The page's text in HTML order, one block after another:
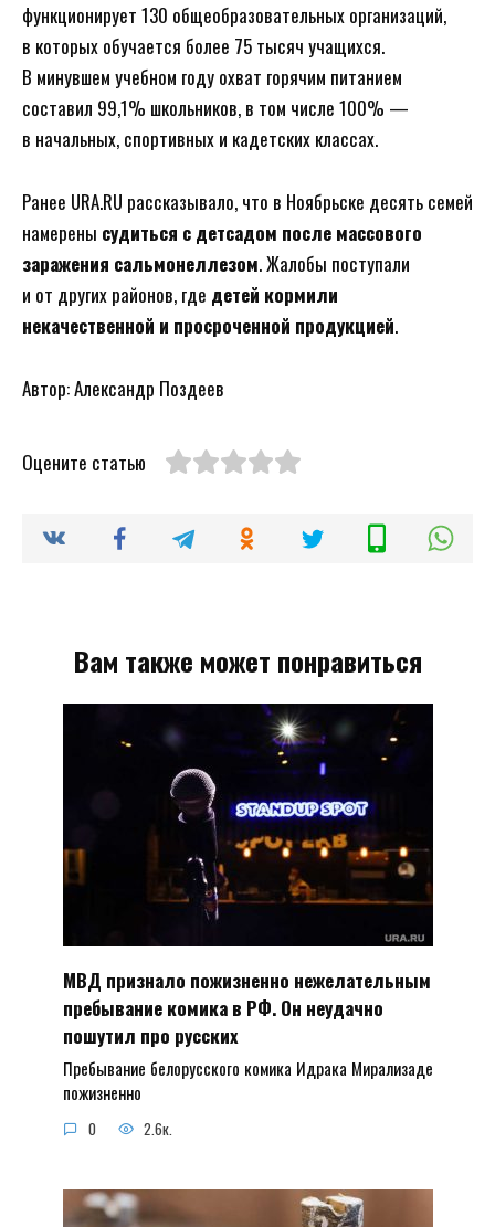
функционирует 130 общеобразовательных организаций,
в которых обучается более 75 тысяч учащихся.
В минувшем учебном году охват горячим питанием
составил 99,1% школьников, в том числе 100% —
в начальных, спортивных и кадетских классах.
Ранее URA.RU рассказывало, что в Ноябрьске десять семей
намерены судиться с детсадом после массового
заражения сальмонеллезом. Жалобы поступали
и от других районов, где детей кормили
некачественной и просроченной продукцией.
Автор: Александр Поздеев
Оцените статью
Вам также может понравиться
МВД признало пожизненно нежелательным
пребывание комика в РФ. Он неудачно
пошутил про русских
Пребывание белорусского комика Идрака Мирализаде
пожизненно
0 2.6к.